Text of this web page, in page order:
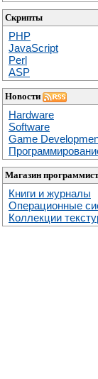
Скрипты
PHP
JavaScript
Perl
ASP
Новости
Hardware
Software
Game
Магазин
Книги и журналы
Операционные
Коллекции